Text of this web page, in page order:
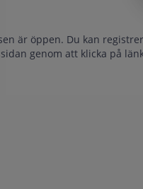
är öppen. Du kan
genom att klicka på